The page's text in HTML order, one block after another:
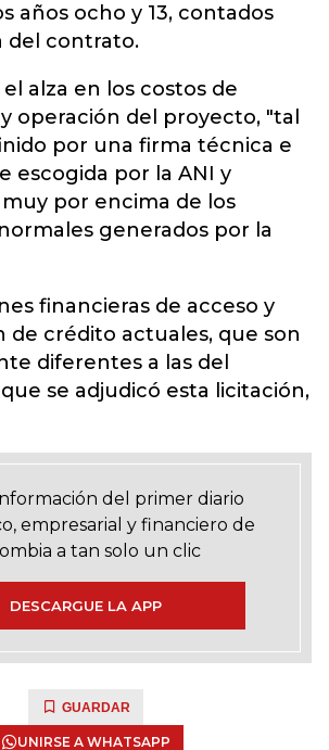
años ocho y 13, contados
del contrato.
alza en los costos de
operación del proyecto, "tal
por una firma técnica e
escogida por la ANI y
por encima de los
generados por la
financieras de acceso y
de crédito actuales, que son
diferentes a las del
se adjudicó esta licitación,
del primer diario
empresarial y financiero de
a tan solo un clic
DESCARGUE LA APP
GUARDAR
UNIRSE A WHATSAPP